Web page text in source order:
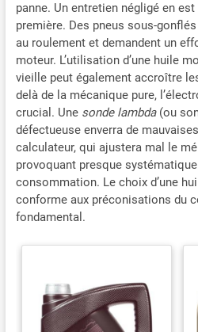
panne. Un entretien négligé en
première. Des pneus sous-
au roulement et demandent un
moteur. L’utilisation d’une huile
vieille peut également accroître
delà de la mécanique pure,
crucial. Une sonde lambda(ou
défectueuse enverra de
calculateur, qui ajustera mal le
provoquant presque
consommation. Le choix d’une
conforme aux préconisations du
fondamental.